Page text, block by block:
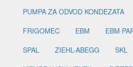
PUMPA ZA ODVOD KONDEZATA
FRIGOMEC
EBM EBM
SPAL
ZIEHL-ABEGG SKL